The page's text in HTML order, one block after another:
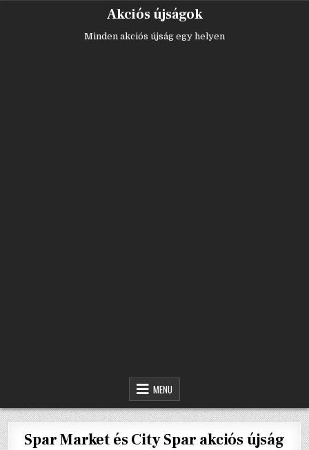
Akciós újságok
Minden akciós újság egy helyen
MENU
Spar Market és City Spar akciós újság